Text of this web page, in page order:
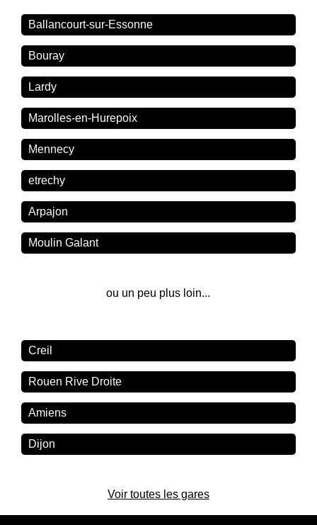
Ballancourt-sur-Essonne
Bouray
Lardy
Marolles-en-Hurepoix
Mennecy
etrechy
Arpajon
Moulin Galant
ou un peu plus loin...
Creil
Rouen Rive Droite
Amiens
Dijon
Voir toutes les gares